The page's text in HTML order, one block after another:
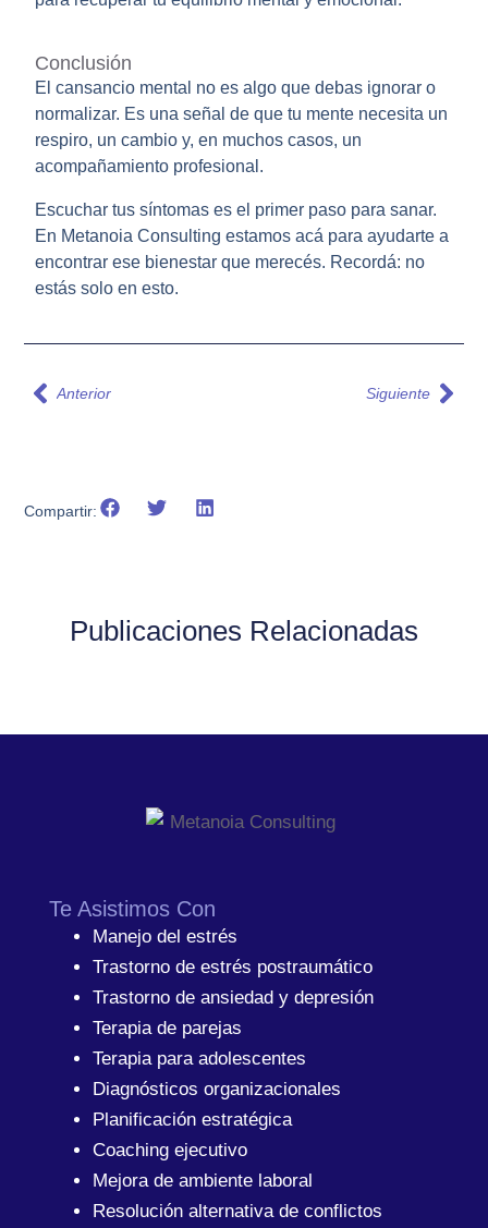
Conclusión
Elcansancio mental no es algo que debas ignorar o
normalizar. Es una señal de que tu mente necesita un
respiro, un cambio y, en muchos casos, un
acompañamiento profesional.
Escuchar tus síntomas es el primer paso para sanar.
En Metanoia Consulting estamos acá para ayudarte a
encontrar ese bienestar que merecés. Recordá: no
estás solo en esto.
Anterior Siguiente
Compartir:
Publicaciones Relacionadas
Te Asistimos Con
Manejo del estrés
Trastorno de estrés postraumático
Trastorno de ansiedad y depresión
Terapia de parejas
Terapia para adolescentes
Diagnósticos organizacionales
Planificación estratégica
Coaching ejecutivo
Mejora de ambiente laboral
Resolución alternativa de conflictos